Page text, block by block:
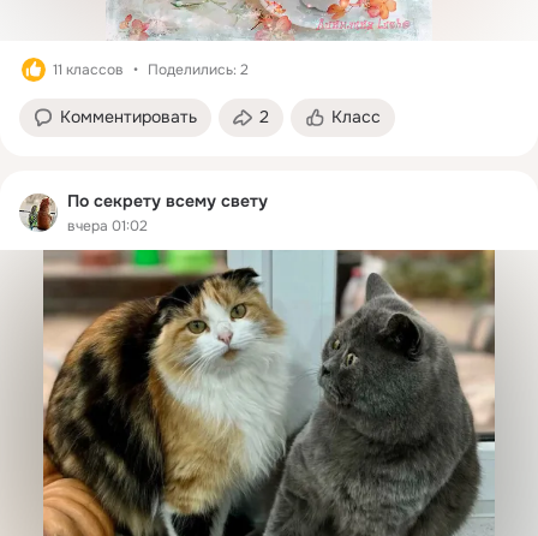
11 классов Поделились: 2
Комментировать 2 Класс
По секрету всему свету
вчера 01:02